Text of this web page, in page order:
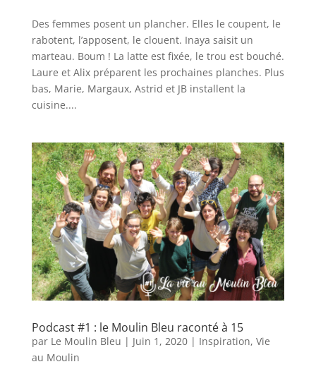
Des femmes posent un plancher. Elles le coupent, le
rabotent, l’apposent, le clouent. Inaya saisit un
marteau. Boum ! La latte est fixée, le trou est bouché.
Laure et Alix préparent les prochaines planches. Plus
bas, Marie, Margaux, Astrid et JB installent la
cuisine....
Podcast #1 : le Moulin Bleu raconté à 15
par Le Moulin Bleu | Juin 1, 2020| Inspiration, Vie
au Moulin